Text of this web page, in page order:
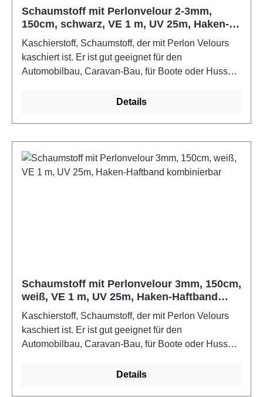
Schaumstoff mit Perlonvelour 2-3mm,
150cm, schwarz, VE 1 m, UV 25m, Haken-
Haftband kombinierbar
Kaschierstoff, Schaumstoff, der mit Perlon Velours
kaschiert ist. Er ist gut geeignet für den
Automobilbau, Caravan-Bau, für Boote oder Hussen,
Haftband z.B. Kissen daran fest zu machen. Mit
25 m x 150 cm x 3 mm
Details
Schaumstoff mit Perlonvelour 3mm, 150cm,
weiß, VE 1 m, UV 25m, Haken-Haftband
kombinierbar
Kaschierstoff, Schaumstoff, der mit Perlon Velours
kaschiert ist. Er ist gut geeignet für den
Automobilbau, Caravan-Bau, für Boote oder Hussen,
Haftband z.B. Kissen daran fest zu machen. Mit
Details